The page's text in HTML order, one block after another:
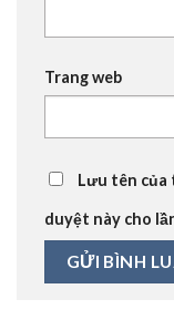
Trang web
Lưu tên của
duyệt này cho